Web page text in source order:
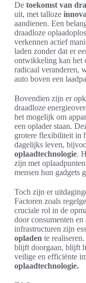
De toekomst van
uit, met talloze
aandienen. Een
draadloze
verkennen actief
laden zonder dat er
ontwikkeling kan het
radicaal veranderen,
auto boven een
Bovendien zijn er
draadloze
het mogelijk om
een oplader staan.
grotere flexibiliteit in
dagelijks leven,
oplaadtechnologie.
zijn met
mensen hun gadgets
Toch zijn er
Factoren zoals
cruciale rol in de
door consumenten en
infrastructuren zijn
opladen te
blijft doorgaan, blijft
veilige en efficiënte
oplaadtechnologie.